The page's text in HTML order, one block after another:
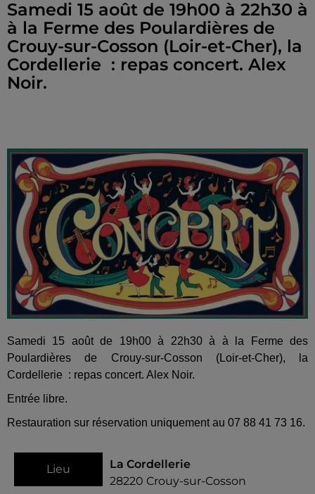
Samedi 15 août de 19h00 à 22h30 à
à la Ferme des Poulardières de
Crouy-sur-Cosson (Loir-et-Cher), la
Cordellerie : repas concert. Alex
Noir.
Samedi 15 août de 19h00 à 22h30 à à la Ferme des
Poulardières de Crouy-sur-Cosson (Loir-et-Cher), la
Cordellerie : repas concert. Alex Noir.
Entrée libre.
Restauration sur réservation uniquement au 07 88 41 73 16.
Lieu
La Cordellerie
28220 Crouy-sur-Cosson